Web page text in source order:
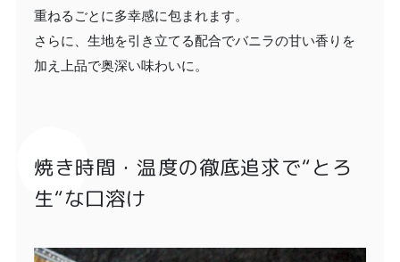
重ねるごとに多幸感に包まれます。
さらに、生地を引き立てる配合でバニラの甘い香りを
加え上品で奥深い味わいに。
焼き時間・温度の徹底追求で“とろ
生“な口溶け